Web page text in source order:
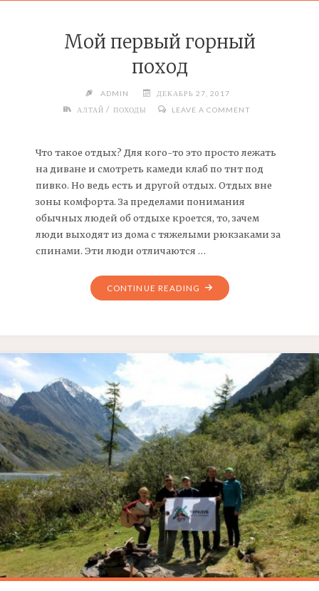
Мой первый горный
поход
ADMIN
ДЕКАБРЬ 27, 2017
АЛТАЙ / ПОХОДЫ LEAVE A COMMENT
Что такое отдых? Для кого-то это просто лежать
на диване и смотреть камеди клаб по тнт под
пивко. Но ведь есть и другой отдых. Отдых вне
зоны комфорта. За пределами понимания
обычных людей об отдыхе кроется, то, зачем
люди выходят из дома с тяжелыми рюкзаками за
спинами. Эти люди отличаются …
CONTINUE READING